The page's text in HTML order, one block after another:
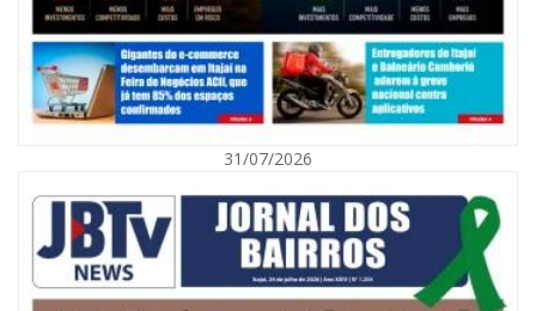
Nem toda violência deixa marcas: conheça os sinais de alerta da
violência contra a mulher
BALNEÁRIO CAMBORIÚ
31/07/2026